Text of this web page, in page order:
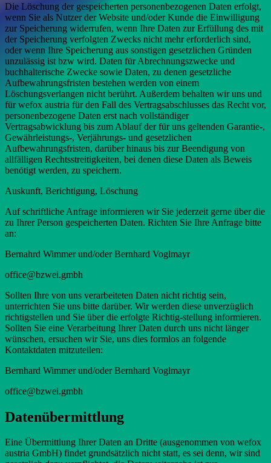
Die Löschung der gespeicherten personenbezogenen Daten erfolgt,
wenn Sie als Nutzer der Website und/oder Kunde die Einwilligung
zur Speicherung widerrufen, wenn Ihre Daten zur Erfüllung des mit
der Speicherung verfolgten Zwecks nicht mehr erforderlich sind,
oder wenn Ihre Speicherung aus sonstigen gesetzlichen Gründen
unzulässig ist bzw wird. Daten für Abrechnungszwecke und
buchhalterische Zwecke sowie Daten, zu denen gesetzliche
Aufbewahrungsfristen bestehen werden von einem
Löschungsverlangen nicht berührt. Außerdem behalten wir uns und
für wefox austria für den Fall des Vertragsabschlusses das Recht vor,
personenbezogene Daten erst nach vollständiger
Vertragsabwicklung bis zum Ablauf der für uns geltenden Garantie-,
Gewährleistungs-, Verjährungs- und gesetzlichen
Aufbewahrungsfristen, darüber hinaus bis zur Beendigung von
allfälligen Rechtsstreitigkeiten, bei denen diese Daten als Beweis
benötigt werden, zu speichern.
Auskunft, Berichtigung, Löschung
Auf schriftliche Anfrage informieren wir Sie jederzeit gerne über die
zu Ihrer Person gespeicherten Daten. Richten Sie Ihre Anfrage bitte
an:
Bernahrd Wimmer und/oder Bernhard Voglmayr
office@bzwei.gmbh
Sollten Ihre von uns verarbeiteten Daten nicht richtig sein,
unterrichten Sie uns bitte darüber. Wir werden diese unverzüglich
richtigstellen und Sie über die erfolgte Richtig-stellung informieren.
Sollten Sie eine Verarbeitung Ihrer Daten durch uns nicht länger
wünschen, ersuchen wir Sie, uns dies formlos an folgende
Kontaktdaten mitzuteilen:
Bernhard Wimmer und/oder Bernhard Voglmayr
office@bzwei.gmbh
Datenübermittlung
Eine Übermittlung Ihrer Daten an Dritte (ausgenommen von wefox
austria GmbH) findet grundsätzlich nicht statt, es sei denn, wir sind